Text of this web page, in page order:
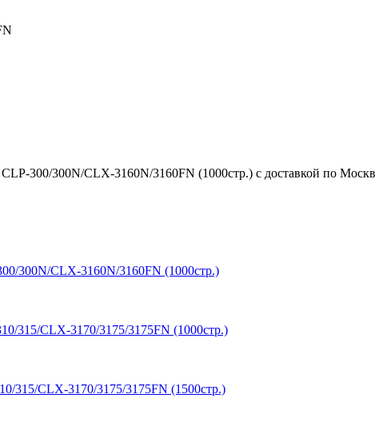
300/300N/CLX-3160N/3160FN (1000стр.) с доставкой по
300N/CLX-3160N/3160FN (1000стр.)
315/CLX-3170/3175/3175FN (1000стр.)
315/CLX-3170/3175/3175FN (1500стр.)